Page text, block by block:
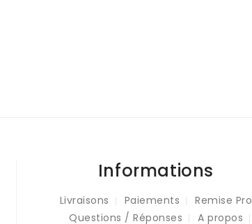
Informations
Livraisons Paiements
Remise Pro
Questions / Réponses
A propos